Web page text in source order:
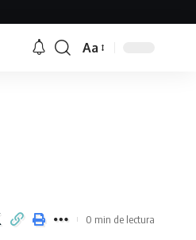
Font
Aa
0 min de lectura